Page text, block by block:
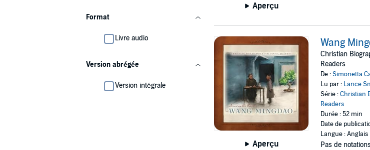
Format
Livre audio
Version abrégée
Version intégrale
Aperçu
Aperçu
Wang
Christian
Readers
De :Simonetta
Lu par : Lance
Série :Christian
Readers
Durée : 52 min
Date de
Langue : Anglais
Pas de